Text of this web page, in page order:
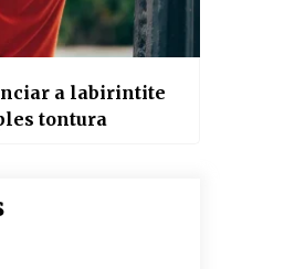
a labirintite
tontura